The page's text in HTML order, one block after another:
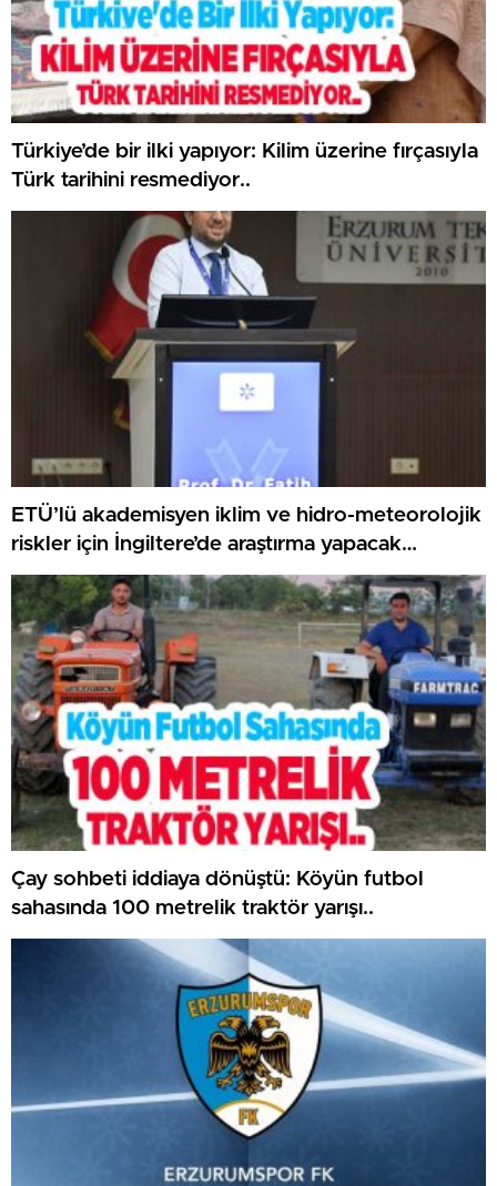
Türkiye’de bir ilki yapıyor: Kilim üzerine fırçasıyla
Türk tarihini resmediyor..
ETÜ’lü akademisyen iklim ve hidro-meteorolojik
riskler için İngiltere’de araştırma yapacak…
Çay sohbeti iddiaya dönüştü: Köyün futbol
sahasında 100 metrelik traktör yarışı..